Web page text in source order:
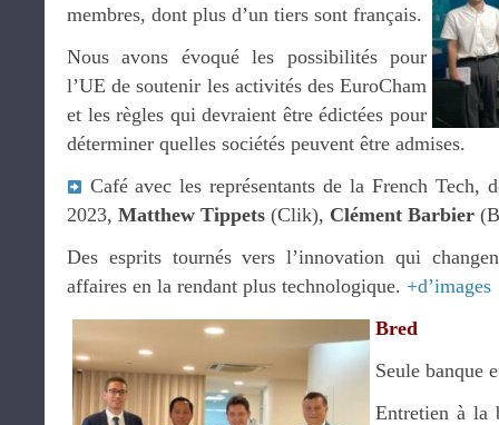
membres, dont plus d’un tiers sont français.
Nous avons évoqué les possibilités pour
l’UE de soutenir les activités des EuroCham
et les règles qui devraient être édictées pour
déterminer quelles sociétés peuvent être admises.
Café avec les représentants de la French Tech,
2023, Matthew Tippets (Clik), Clément Barbier
Des esprits tournés vers l’innovation qui
affaires en la rendant plus technologique. +d’images
Bred
Seule banque
Entretien à la